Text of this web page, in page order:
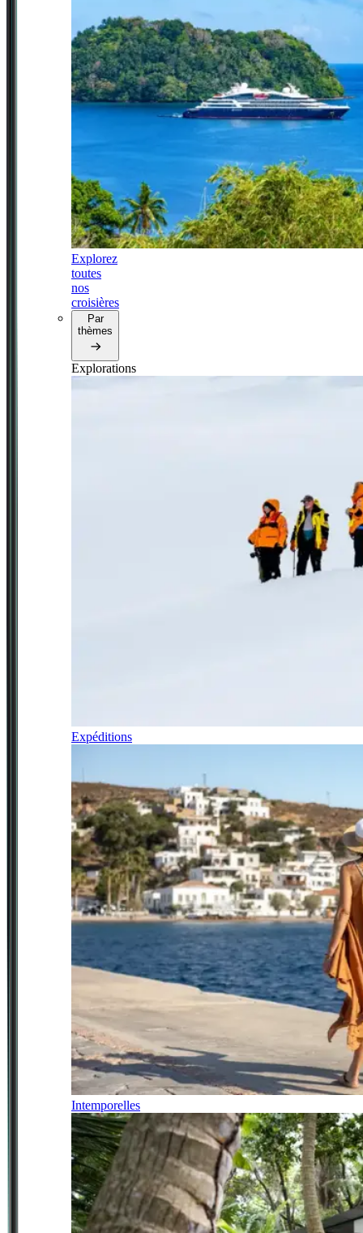
Explorez
toutes
nos
croisières
Par
thèmes
Explorations
Expéditions
Intemporelles